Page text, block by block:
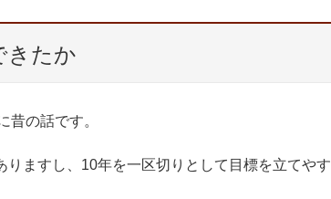
きたか
昔の話です。
りますし、10年を一区切りとして目標を立てやす